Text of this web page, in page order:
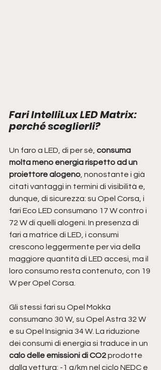
Fari IntelliLux LED Matrix:
perché sceglierli?
Un faro a LED, di per sé, consuma
molta meno energia rispetto ad un
proiettore alogeno, nonostante i già
citati vantaggi in termini di visibilità e,
dunque, di sicurezza: su Opel Corsa, i
fari Eco LED consumano 17 W contro i
72 W di quelli alogeni. In presenza di
fari a matrice di LED, i consumi
crescono leggermente per via della
maggiore quantità di LED accesi, ma il
loro consumo resta contenuto, con 19
W per Opel Corsa.
Gli stessi fari su Opel Mokka
consumano 30 W, su Opel Astra 32 W
e su Opel Insignia 34 W. La riduzione
dei consumi di energia si traduce in un
calo delle emissioni di CO2 prodotte
dalla vettura: -1 g/km nel ciclo NEDC e